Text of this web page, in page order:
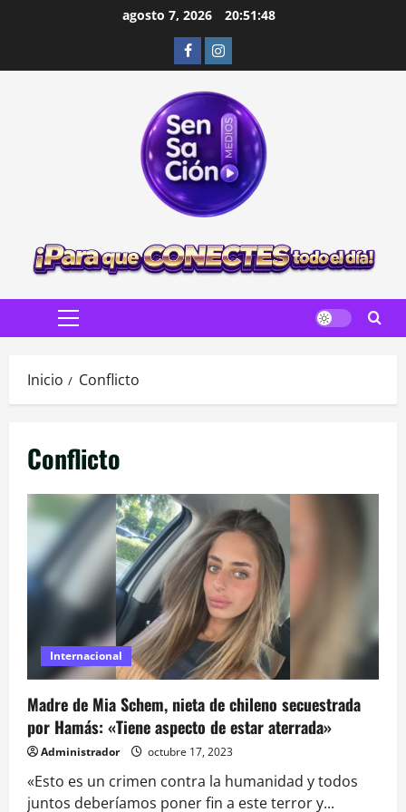
agosto 7, 2026 20:51:49
FacebookInstagram
Menú
Inicio Conflicto
Conflicto
Internacional
Madre de Mia Schem, nieta de chileno secuestrada
por Hamás: «Tiene aspecto de estar aterrada»
Administrador octubre 17, 2023
«Esto es un crimen contra la humanidad y todos
juntos deberíamos poner fin a este terror y...